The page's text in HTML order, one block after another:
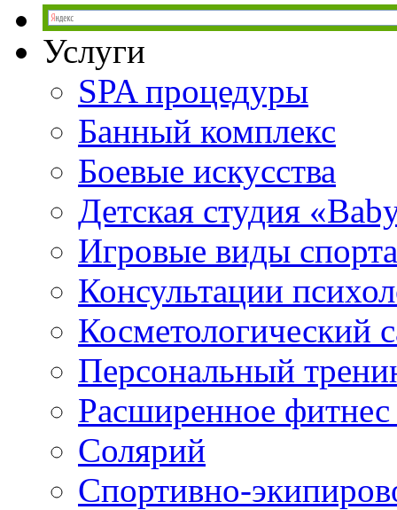
Услуги
SPA процедуры
Банный комплекс
Боевые искусства
Детская студия
Игровые виды спорта
Консультации
Косметологический
Персональный
Расширенное фитнес
Солярий
Спортивно-